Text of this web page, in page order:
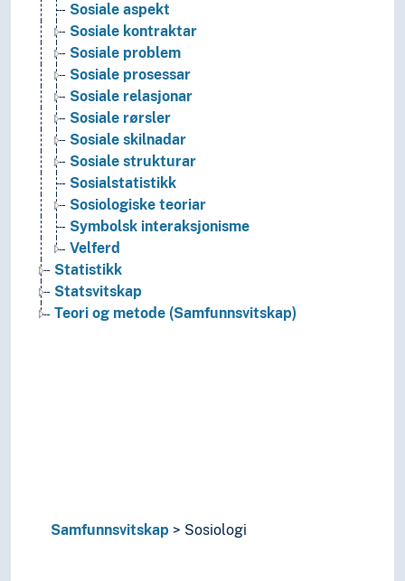
Sosiale aspekt
Sosiale kontraktar
Sosiale problem
Sosiale prosessar
Sosiale relasjonar
Sosiale rørsler
Sosiale skilnadar
Sosiale strukturar
Sosialstatistikk
Sosiologiske teoriar
Symbolsk interaksjonisme
Velferd
Statistikk
Statsvitskap
Teori og metode (Samfunnsvitskap)
Samfunnsvitskap Sosiologi